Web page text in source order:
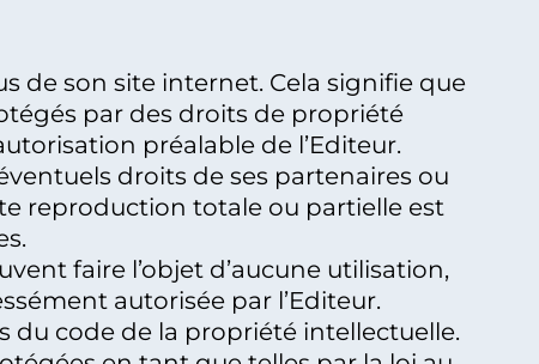
de son site internet. Cela signifie que
par des droits de propriété
préalable de l’Editeur.
droits de ses partenaires ou
reproduction totale ou partielle est
faire l’objet d’aucune utilisation,
autorisée par l’Editeur.
du code de la propriété intellectuelle.